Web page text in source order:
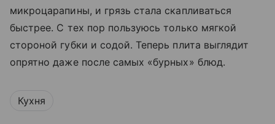
микроцарапины, и грязь стала скапливаться
быстрее. С тех пор пользуюсь только мягкой
стороной губки и содой. Теперь плита выглядит
опрятно даже после самых «бурных» блюд.
Кухня